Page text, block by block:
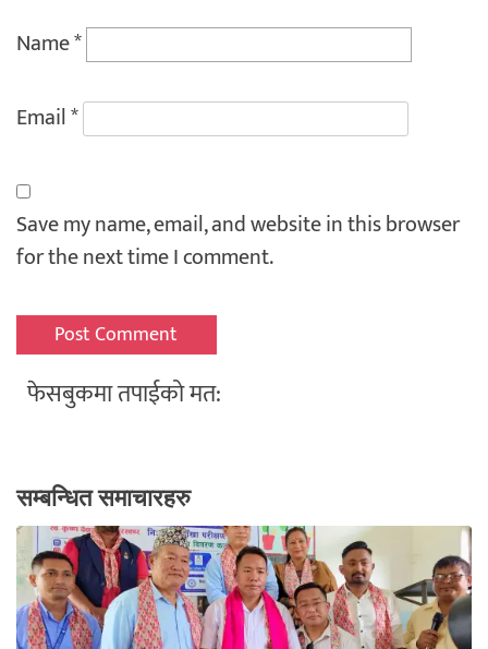
Name*
Email*
Save my name, email, and website in this browser
for the next time I comment.
फेसबुकमा तपाईको मत:
सम्बन्धित समाचारहरु